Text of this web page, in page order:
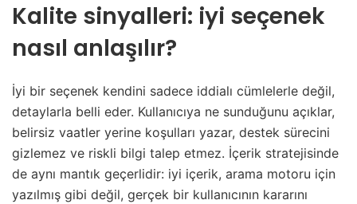
Kalite sinyalleri: iyi seçenek
nasıl anlaşılır?
İyi bir seçenek kendini sadece iddialı cümlelerle değil,
detaylarla belli eder. Kullanıcıya ne sunduğunu açıklar,
belirsiz vaatler yerine koşulları yazar, destek sürecini
gizlemez ve riskli bilgi talep etmez. İçerik stratejisinde
de aynı mantık geçerlidir: iyi içerik, arama motoru için
yazılmış gibi değil, gerçek bir kullanıcının kararını